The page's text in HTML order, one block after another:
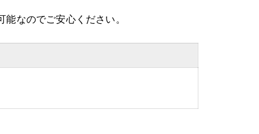
なのでご安心ください。